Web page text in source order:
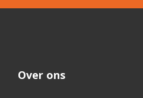
Over ons